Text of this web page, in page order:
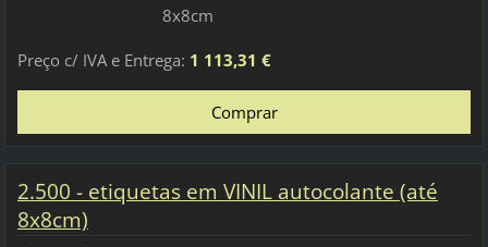
8x8cm
Preço c/ IVA e Entrega: 1 113,31 €
2.500 - etiquetas em VINIL autocolante (até
8x8cm)